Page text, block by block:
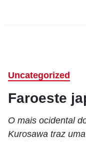
Uncategorized
Faroeste
O mais ocidental
Kurosawa traz